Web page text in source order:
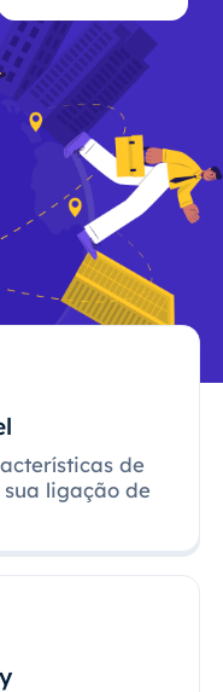
de
ligação de